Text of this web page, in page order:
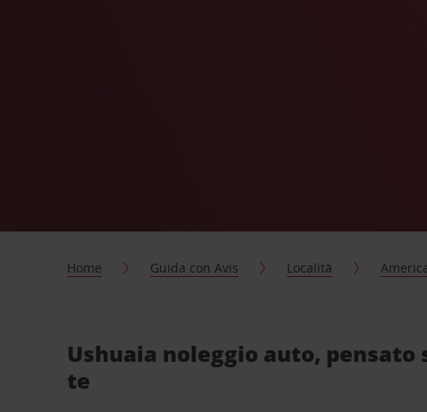
Home Guida con Avis Località
Ushuaia noleggio auto, pensato
te